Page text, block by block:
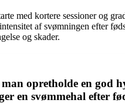
med kortere sessioner og
af svømningen efter
og skader.
opretholde en god
en svømmehal efter